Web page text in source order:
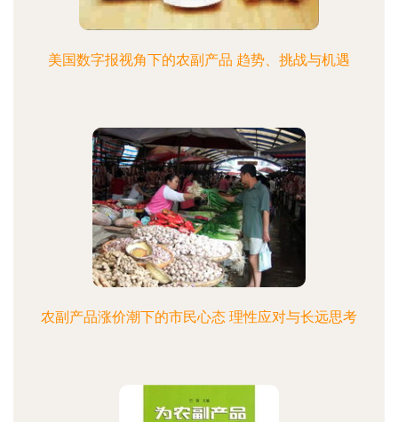
美国数字报视角下的农副产品 趋势、挑战与机遇
农副产品涨价潮下的市民心态 理性应对与长远思考